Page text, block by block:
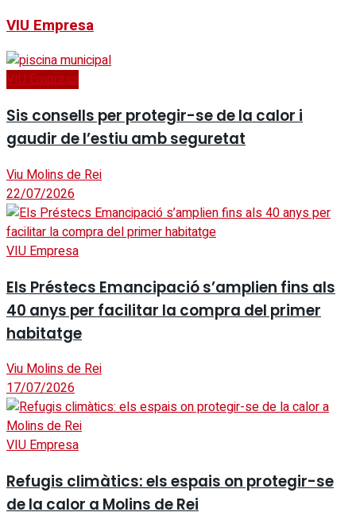
VIU Empresa
VIU Empresa
Sis consells per protegir-se de la calor i
gaudir de l’estiu amb seguretat
Viu Molins de Rei
22/07/2026
VIU Empresa
Els Préstecs Emancipació s’amplien fins als
40 anys per facilitar la compra del primer
habitatge
Viu Molins de Rei
17/07/2026
VIU Empresa
Refugis climàtics: els espais on protegir-se
de la calor a Molins de Rei